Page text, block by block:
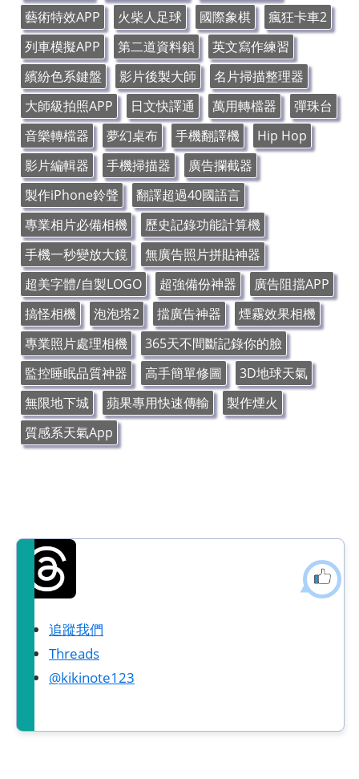
藝術特效APP
火柴人足球 國際象棋
瘋狂卡車2
列車模擬APP
第二道資料鎖
英文寫作練習
繽紛色系鍵盤
影片後製大師
名片掃描整理器
大師級拍照APP
日文快譯通 萬用轉檔器
彈珠台
音樂轉檔器
夢幻桌布 手機翻譯機
Hip Hop
影片編輯器
手機掃描器
廣告攔截器
製作iPhone鈴聲
翻譯超過40國語言
專業相片必備相機
歷史記錄功能計算機
手機一秒變放大鏡
無廣告照片拼貼神器
超美字體/自製LOGO
超強備份神器
廣告阻擋APP
搞怪相機
泡泡塔2 擋廣告神器
煙霧效果相機
專業照片處理相機
365天不間斷記錄你的臉
監控睡眠品質神器
高手簡單修圖
3D地球天氣
無限地下城
蘋果專用快速傳輸
製作煙火
質感系天氣App
追蹤我們
Threads
@kikinote123